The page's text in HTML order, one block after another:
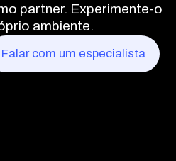
partner. Experimente-o
ambiente.
Falar com um especialista